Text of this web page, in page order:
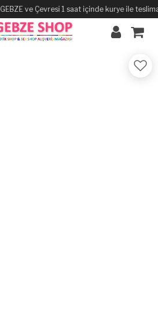
GEBZE ve Çevresi 1 saat içinde kurye ile